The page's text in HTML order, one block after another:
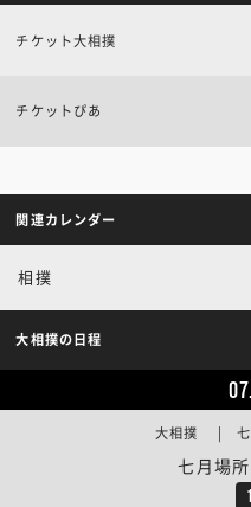
チケット大相撲
チケットぴあ
関連カレンダー
相撲
大相撲の日程
七月場
大相撲 | 七